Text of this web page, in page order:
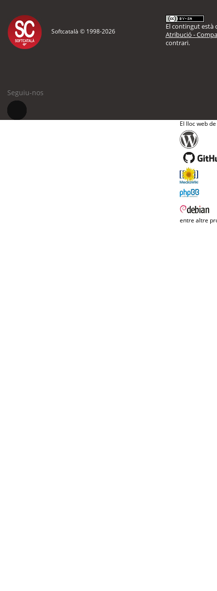
Softcatalà © 1998-2026
El contingut està
Atribució -
contrari.
Seguiu-nos
El lloc web
entre altre